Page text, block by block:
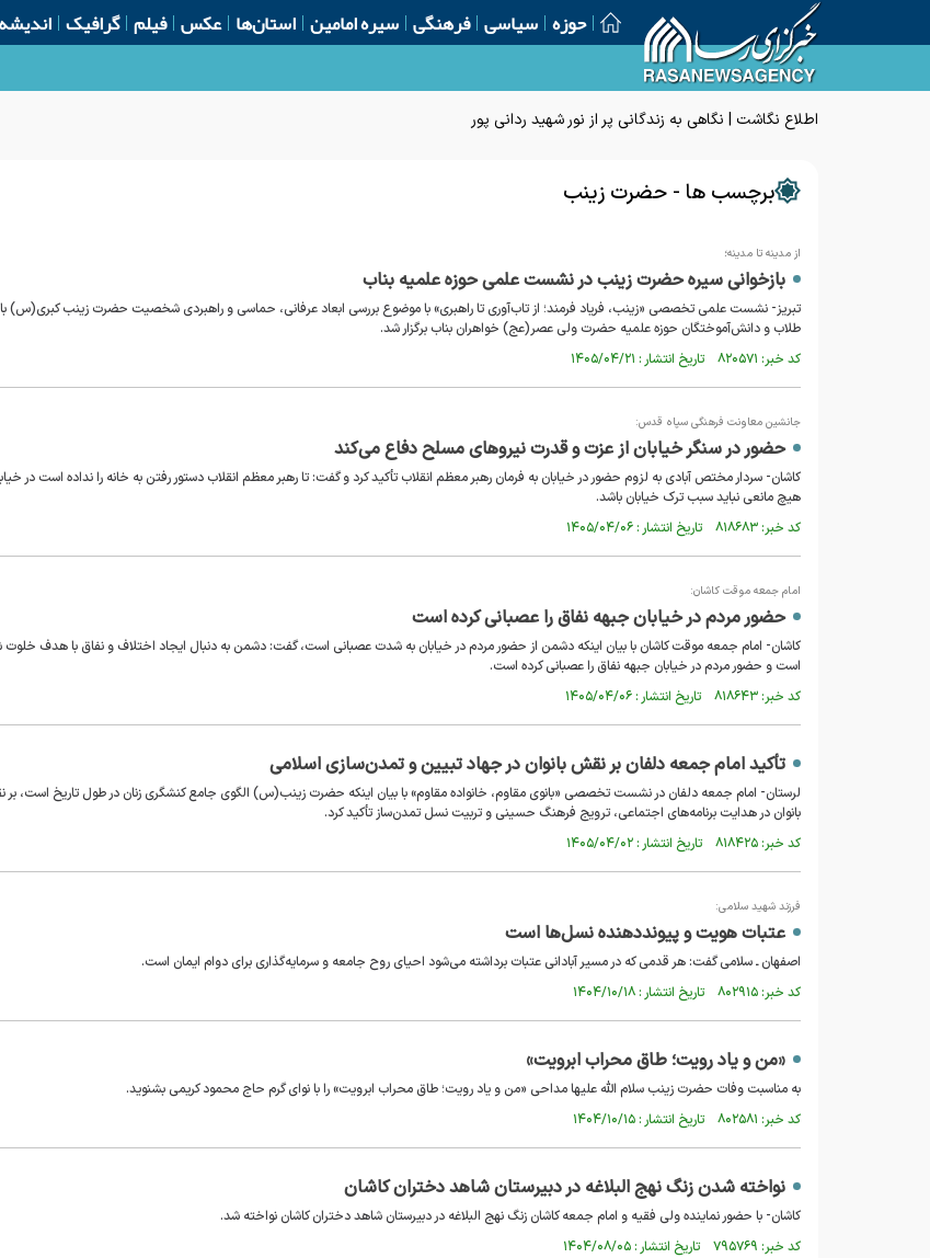
حوزه سیاسی فرهنگی سیره امامین استان‌ها عکس فیلم گرافیک اندیشه
اطلاع نگاشت | نگاهی به زندگانی پر از نور شهید ردانی پور
برچسب ها - حضرت زینب
از مدینه تا مدینه؛
بازخوانی سیره حضرت زینب در نشست علمی حوزه علمیه بناب
تبریز- نشست علمی تخصصی «زینب، فریاد فرمند؛ از تاب‌آوری تا راهبری» با موضوع بررسی ابعاد عرفانی، حماسی و راهبردی شخصیت حضرت زینب کبری(س) با
طلاب و دانش‌آموختگان حوزه علمیه حضرت ولی عصر(عج) خواهران بناب برگزار شد.
کد خبر: ۸۲۰۵۷۱ تاریخ انتشار : ۱۴۰۵/۰۴/۲۱
جانشین معاونت فرهنگی سپاه قدس:
حضور در سنگر خیابان از عزت و قدرت نیرو‌های مسلح دفاع می‌کند
کاشان- سردار مختص آبادی به لزوم حضور در خیابان به فرمان رهبر معظم انقلاب تأکید کرد و گفت: تا رهبر معظم انقلاب دستور رفتن به خانه را نداده است در
هیچ مانعی نباید سبب ترک خیابان باشد.
کد خبر: ۸۱۸۶۸۳ تاریخ انتشار : ۱۴۰۵/۰۴/۰۶
امام جمعه موقت کاشان:
حضور مردم در خیابان جبهه نفاق را عصبانی کرده است
کاشان- امام جمعه موقت کاشان با بیان اینکه دشمن از حضور مردم در خیابان به شدت عصبانی است، گفت: دشمن به دنبال ایجاد اختلاف و نفاق با هدف
است و حضور مردم در خیابان جبهه نفاق را عصبانی کرده است.
کد خبر: ۸۱۸۶۴۳ تاریخ انتشار : ۱۴۰۵/۰۴/۰۶
تأکید امام جمعه دلفان بر نقش بانوان در جهاد تبیین و تمدن‌سازی اسلامی
لرستان- امام جمعه دلفان در نشست تخصصی «بانوی مقاوم، خانواده مقاوم» با بیان اینکه حضرت زینب(س) الگوی جامع کنشگری زنان در طول تاریخ است،
بانوان در هدایت برنامه‌های اجتماعی، ترویج فرهنگ حسینی و تربیت نسل تمدن‌ساز تأکید کرد.
کد خبر: ۸۱۸۴۲۵ تاریخ انتشار : ۱۴۰۵/۰۴/۰۲
فرزند شهید سلامی:
عتبات هویت و پیونددهنده نسل‌ها است
اصفهان ـ سلامی گفت: هر قدمی که در مسیر آبادانی عتبات برداشته می‌شود احیای روح جامعه و سرمایه‌گذاری برای دوام ایمان است.
کد خبر: ۸۰۲۹۱۵ تاریخ انتشار : ۱۴۰۴/۱۰/۱۸
«من و یاد رویت؛ طاق محراب ابرویت»
به مناسبت وفات حضرت زینب سلام الله علیها مداحی «من و یاد رویت؛ طاق محراب ابرویت» را با نوای گرم حاج محمود کریمی بشنوید.
کد خبر: ۸۰۲۵۸۱ تاریخ انتشار : ۱۴۰۴/۱۰/۱۵
نواخته شدن زنگ نهج البلاغه در دبیرستان شاهد دختران کاشان
کاشان- با حضور نماینده ولی فقیه و امام جمعه کاشان زنگ نهج البلاغه در دبیرستان شاهد دختران کاشان نواخته شد.
کد خبر: ۷۹۵۷۶۹ تاریخ انتشار : ۱۴۰۴/۰۸/۰۵